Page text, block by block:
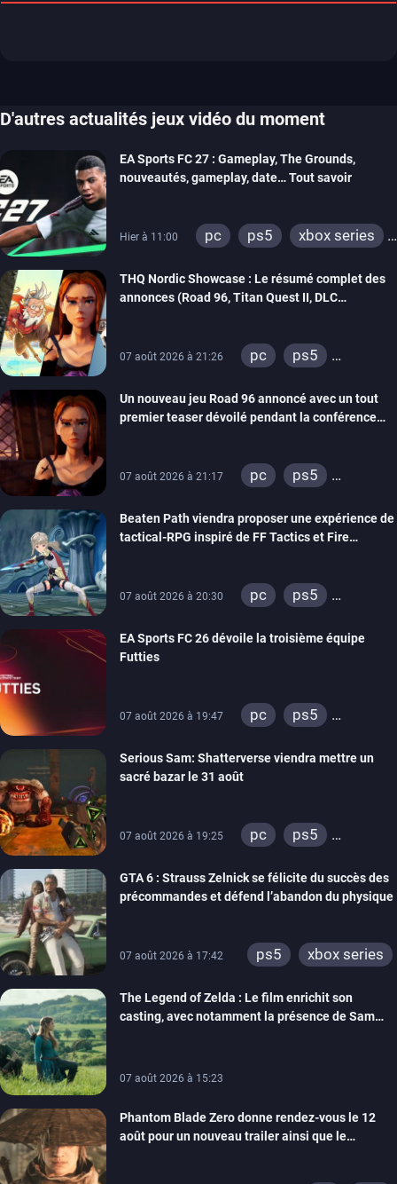
D'autres actualités jeux vidéo du moment
EA Sports FC 27 : Gameplay, The Grounds,
nouveautés, gameplay, date… Tout savoir
Hier à 11:00 pc ps5
xbox series
THQ Nordic Showcase : Le résumé complet des
annonces (Road 96, Titan Quest II, DLC
07 août 2026 à 21:26 pc
ps5
switch
stadia
ps4
xbox one
Un nouveau jeu Road 96 annoncé avec un tout
premier teaser dévoilé pendant la conférence
07 août 2026 à 21:17 pc
ps5
switch
stadia
ps4
xbox one
Beaten Path viendra proposer une expérience de
tactical-RPG inspiré de FF Tactics et Fire
07 août 2026 à 20:30 pc
ps5
switch
EA Sports FC 26 dévoile la troisième équipe
Futties
07 août 2026 à 19:47 pc
ps5
switch
ps4
Serious Sam: Shatterverse viendra mettre un
sacré bazar le 31 août
07 août 2026 à 19:25 pc
ps5
GTA 6 : Strauss Zelnick se félicite du succès des
précommandes et défend l’abandon du physique
07 août 2026 à 17:42 ps5 xbox series
The Legend of Zelda : Le film enrichit son
casting, avec notamment la présence de Sam
07 août 2026 à 15:23
Phantom Blade Zero donne rendez-vous le 12
août pour un nouveau trailer ainsi que le